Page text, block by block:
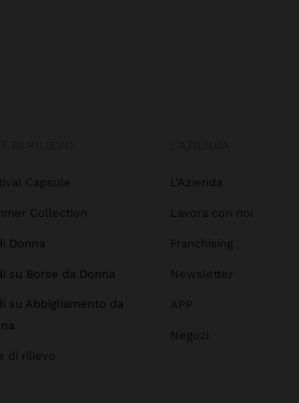
Capsule
Collection
Donna
su Borse da Donna
su Abbigliamento da
di rilievo
L'Azienda
Lavora con noi
Franchising
Newsletter
APP
Negozi